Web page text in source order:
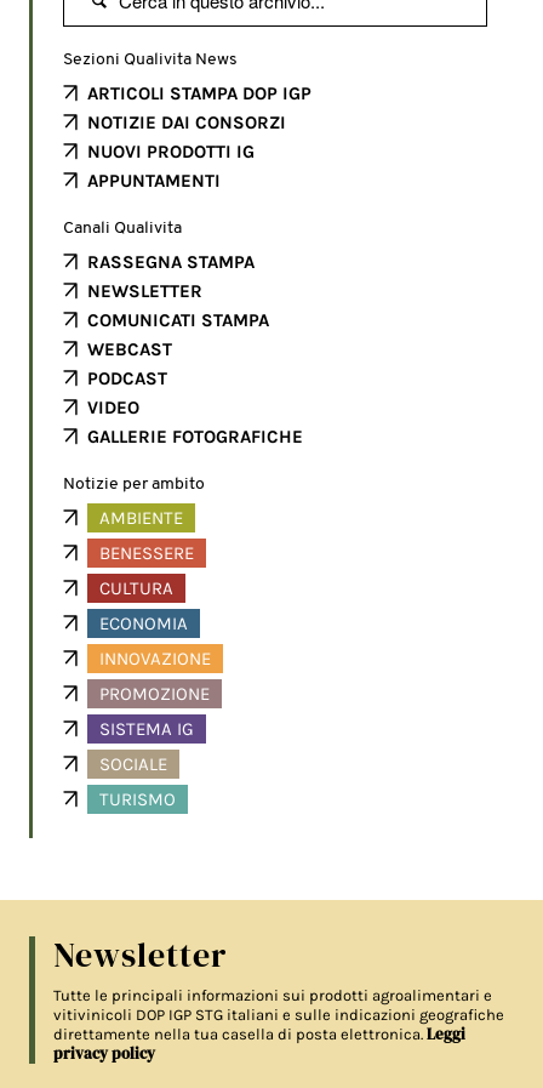
Sezioni Qualivita News
ARTICOLI STAMPA DOP IGP
NOTIZIE DAI CONSORZI
NUOVI PRODOTTI IG
APPUNTAMENTI
Canali Qualivita
RASSEGNA STAMPA
NEWSLETTER
COMUNICATI STAMPA
WEBCAST
PODCAST
VIDEO
GALLERIE FOTOGRAFICHE
Notizie per ambito
AMBIENTE
BENESSERE
CULTURA
ECONOMIA
INNOVAZIONE
PROMOZIONE
SISTEMA IG
SOCIALE
TURISMO
Newsletter
Tutte le principali informazioni sui prodotti agroalimentari e
vitivinicoli DOP IGP STG italiani e sulle indicazioni geografiche
direttamente nella tua casella di posta elettronica.Leggi
privacy policy